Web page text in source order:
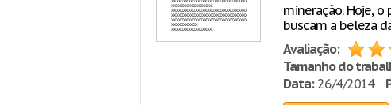
mineração. Hoje,
buscam a beleza
Avaliação:
Tamanho do
Data:26/4/2014